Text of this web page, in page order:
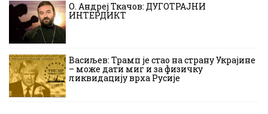
О. Андреј Ткачов: ДУГОТРАЈНИ
ИНТЕРДИКТ
Васиљев: Трамп је стао на страну Украјине
– може дати миг и за физичку
ликвидацију врха Русије